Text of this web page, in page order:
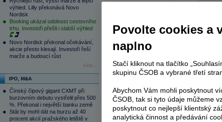
výhled. Lilly překonává Novo
Nordisk
Booking ukázal odolnost cestovního
trhu. Investoři přešli i slabší výhled
Novo Nordisk překonal očekávání,
akcie přesto klesají. Investoři řeší
marže a budoucí růst
více...
IPO, M&A
Čínský čipový gigant CXMT při
burzovním debutu vystřelil přes 500
%. Překonal i největší banku země
Stát by mohl dát na burzu až 40
procent akcií pražského letiště v
Povolte cookies a
naplno
Stačí kliknout na tlačítko
skupinu ČSOB a vybrané třetí
Abychom Vám mohli poskytnout
ČSOB, tak si tyto údaje můžeme
poskytnout co nejlepší klientský
analytická činnost a předávání